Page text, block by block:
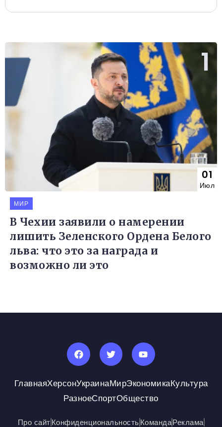
01
Июл
МИР
В Чехии заявили о намерении
лишить Зеленского Ордена Белого
льва: что это за награда и
возможно ли это
ГлавнаяХерсонУкраинаМирЭкономикаКультура
РазноеСпортОбщество
Про сайтКонфиденциональностьКомандаРеклама